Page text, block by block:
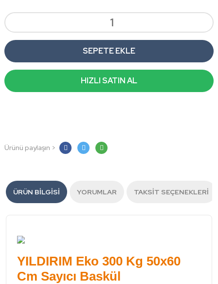
SEPETE EKLE
HIZLI SATIN AL
Ürünü paylaşın >
ÜRÜN BILGISI YORUMLAR TAKSIT SEÇENEKLERI
YILDIRIM Eko 300 Kg 50x60
Cm Sayıcı Baskül